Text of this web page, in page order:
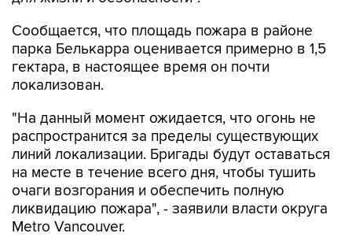
Сообщается, что площадь пожара в районе
парка Белькарра оценивается примерно в 1,5
гектара, в настоящее время он почти
локализован.
"На данный момент ожидается, что огонь не
распространится за пределы существующих
линий локализации. Бригады будут оставаться
на месте в течение всего дня, чтобы тушить
очаги возгорания и обеспечить полную
ликвидацию пожара", - заявили власти округа
Metro Vancouver.